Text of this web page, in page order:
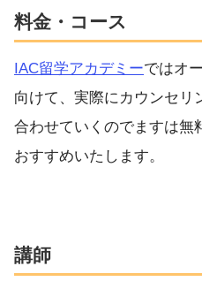
料金・コース
IAC留学アカデミーではオ
向けて、実際にカウンセリ
合わせていくのでますは無
おすすめいたします。
講師